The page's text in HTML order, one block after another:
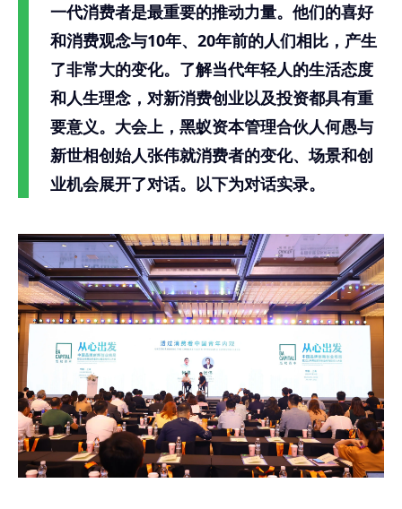
一代消费者是最重要的推动力量。他们的喜好
和消费观念与10年、20年前的人们相比，产生
了非常大的变化。了解当代年轻人的生活态度
和人生理念，对新消费创业以及投资都具有重
要意义。大会上，黑蚁资本管理合伙人何愚与
新世相创始人张伟就消费者的变化、场景和创
业机会展开了对话。以下为对话实录。